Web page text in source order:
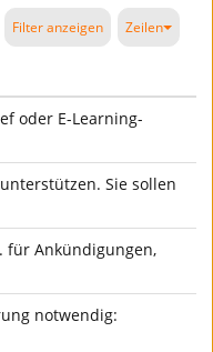
Filter anzeigen Zeilen
oder E-Learning-
Sie sollen
für Ankündigungen,
notwendig: